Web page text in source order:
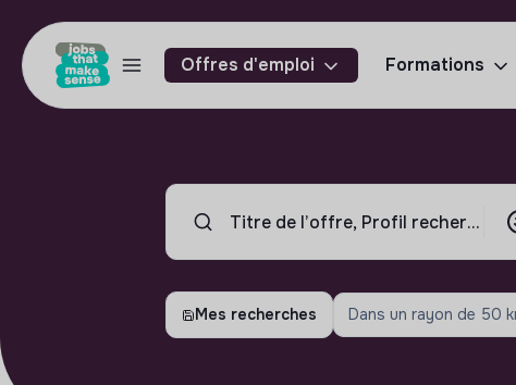
Offres d'emploi Formations
Mes recherches Dans un rayon de 50